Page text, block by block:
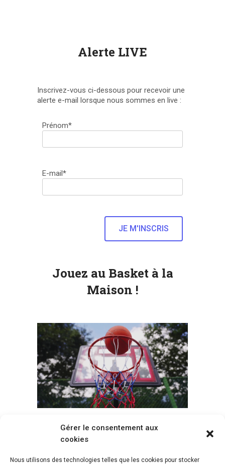
Gérer le consentement aux
cookies
Nous utilisons des technologies telles que les cookies pour stocker
Alerte LIVE
Inscrivez-vous ci-dessous pour recevoir une
alerte e-mail lorsque nous sommes en live :
Prénom*
E-mail*
Jouez au Basket à la
Maison !
Voir tous les paniers